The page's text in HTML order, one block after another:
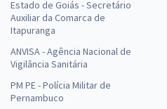
Estado de Goiás - Secretário
Auxiliar da Comarca de
Itapuranga
ANVISA - Agência Nacional de
Vigilância Sanitária
PM PE - Polícia Militar de
Pernambuco